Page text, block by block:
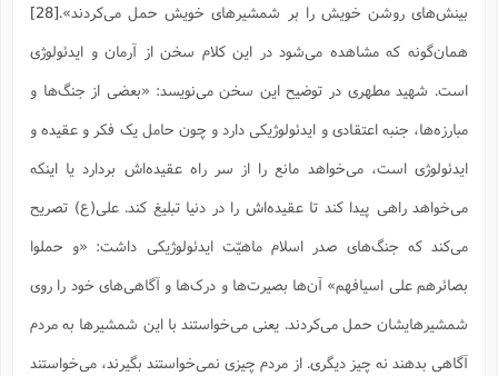
بینش‌هاى روشن خویش را بر شمشیرهاى خویش حمل مى‌کردند».[28]
همان‌گونه که مشاهده می‌شود در این کلام سخن از آرمان و ایدئولوژی
است. شهید مطهری در توضیح این سخن می‌نویسد: «بعضى از جنگ‌ها و
مبارزه‌ها، جنبه اعتقادى و ایدئولوژیکى دارد و چون حامل یک فکر و عقیده و
ایدئولوژى است، مى‌خواهد مانع را از سر راه عقیده‌اش بردارد یا اینکه
مى‌خواهد راهى پیدا کند تا عقیده‌اش را در دنیا تبلیغ کند. على(ع) تصریح
مى‌کند که جنگ‌هاى صدر اسلام ماهیّت ایدئولوژیکى داشت: «و حملوا
بصائرهم على اسیافهم» آن‌ها بصیرت‌ها و درک‌ها و آگاهی‌هاى خود را روى
شمشیرهایشان حمل مى‌کردند. یعنى مى‌خواستند با این شمشیرها به مردم
آگاهى بدهند نه چیز دیگرى. از مردم چیزى نمى‌خواستند بگیرند، مى‌خواستند